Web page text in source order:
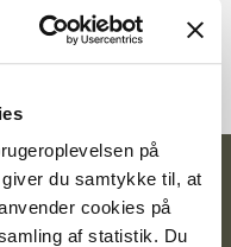
på
du samtykke til, at
cookies på
af statistik. Du